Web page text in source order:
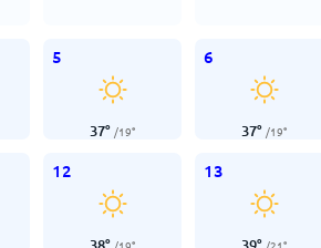
5
37° /19°
6
37° /19°
12 13